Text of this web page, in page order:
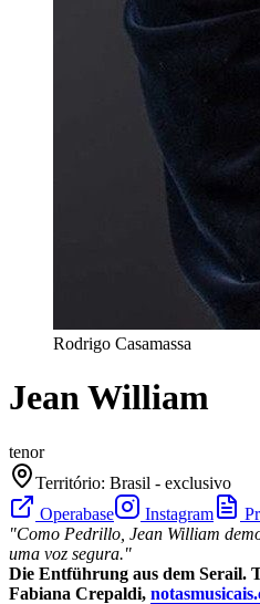
Rodrigo Casamassa
Jean William
tenor
Território: Brasil - exclusivo
Operabase
Instagram
"Como Pedrillo, Jean William
uma voz segura."
Die Entführung aus dem Serail.
Fabiana Crepaldi,